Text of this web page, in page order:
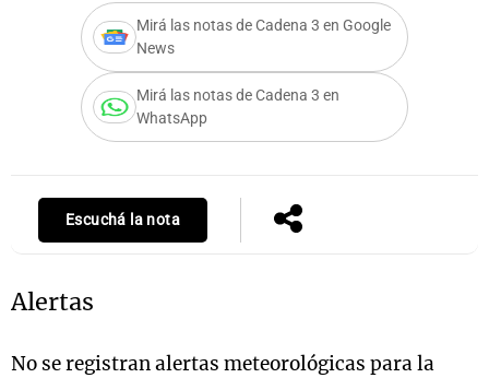
Mirá las notas de Cadena 3 en Google
News
Mirá las notas de Cadena 3 en
WhatsApp
Escuchá la nota
Alertas
No se registran alertas meteorológicas para la